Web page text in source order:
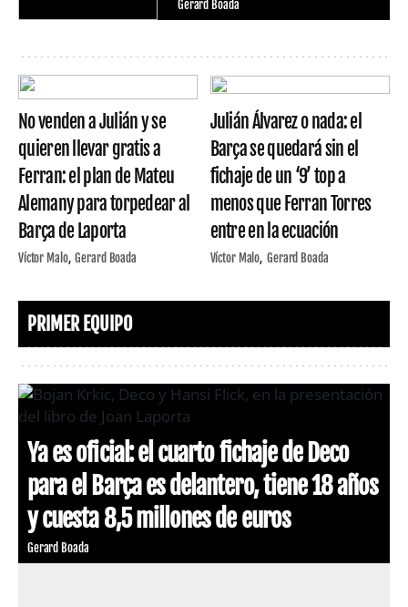
Gerard Boada
No venden a Julián y se
quieren llevar gratis a
Ferran: el plan de Mateu
Alemany para torpedear al
Barça de Laporta
Víctor Malo Gerard Boada
Julián Álvarez o nada: el
Barça se quedará sin el
fichaje de un ‘9’ top a
menos que Ferran Torres
entre en la ecuación
Víctor Malo Gerard Boada
PRIMER EQUIPO
Ya es oficial: el cuarto fichaje de Deco
para el Barça es delantero, tiene 18 años
y cuesta 8,5 millones de euros
Gerard Boada